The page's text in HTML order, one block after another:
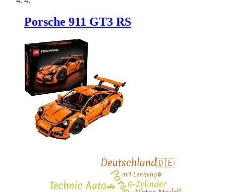
Porsche 911 GT3 RS